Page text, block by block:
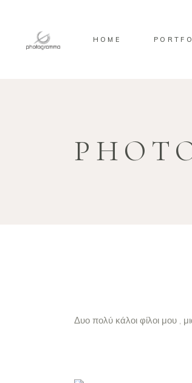
HOME
Δυο πολύ κάλοι φίλοι μου ,